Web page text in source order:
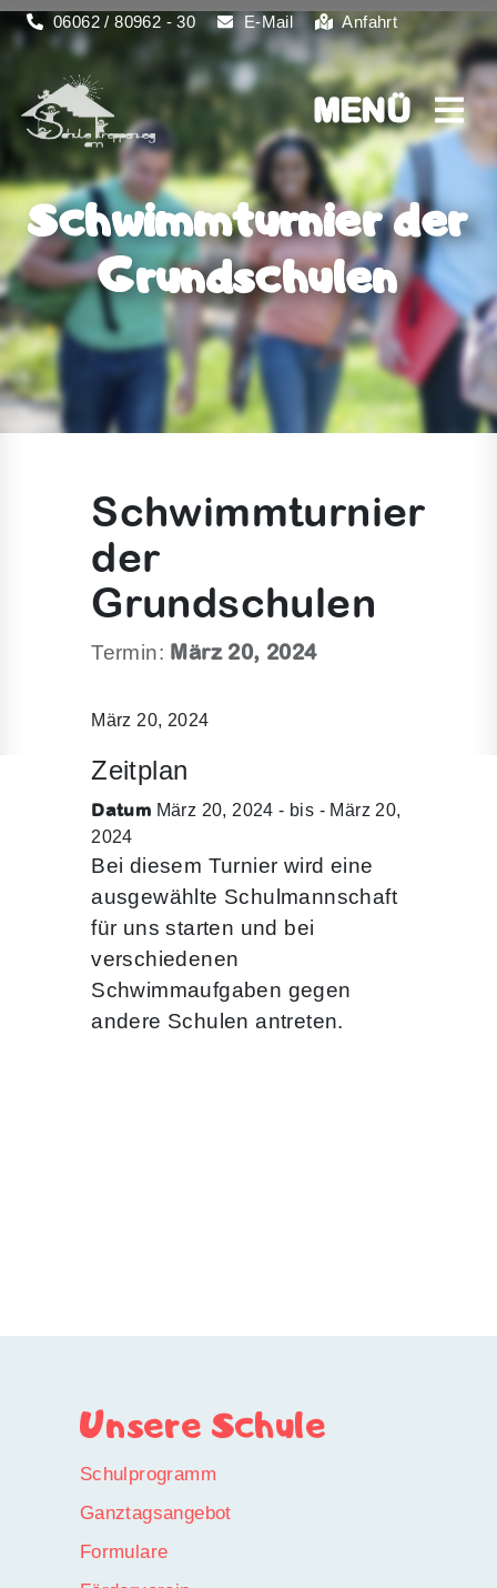
06062 / 80962 - 30 E-Mail Anfahrt
MENÜ
MENÜ
Schwimmturnier der
Grundschulen
Schwimmturnier
der
Grundschulen
Termin: März 20, 2024
März 20, 2024
Zeitplan
Datum März 20, 2024 - bis - März 20,
2024
Bei diesem Turnier wird eine
ausgewählte Schulmannschaft
für uns starten und bei
verschiedenen
Schwimmaufgaben gegen
andere Schulen antreten.
Unsere Schule
Schulprogramm
Ganztagsangebot
Formulare